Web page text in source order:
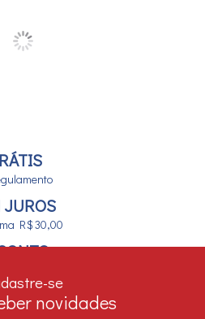
JUROS
R$ 30,00
se
novidades